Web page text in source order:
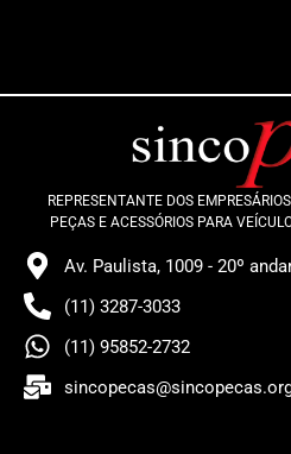
REPRESENTANTE DOS
PEÇAS E ACESSÓRIOS PARA
Av. Paulista, 1009 - 20º
(11) 3287-3033
(11) 95852-2732